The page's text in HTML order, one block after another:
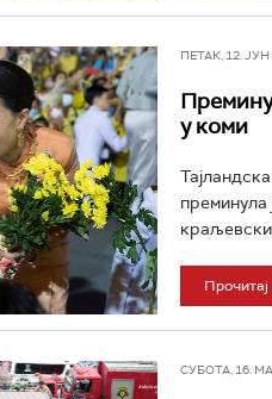
ПЕТАК, 12. ЈУН
у коми
преминула
краљевски
Прочитај
СУБОТА, 16.